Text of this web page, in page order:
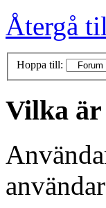
Återgå
Hoppa till:
Vilka är